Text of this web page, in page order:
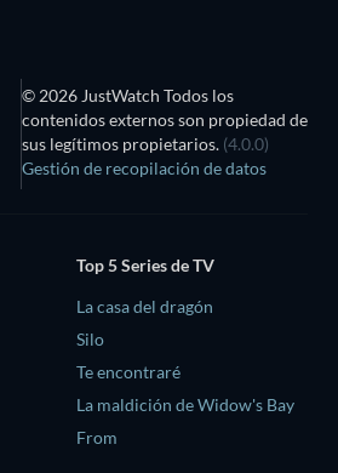
© 2026 JustWatch Todos los
contenidos externos son propiedad de
sus legítimos propietarios. (4.0.0)
Gestión de recopilación de datos
Top 5 Series de TV
La casa del dragón
Silo
Te encontraré
La maldición de Widow's Bay
From